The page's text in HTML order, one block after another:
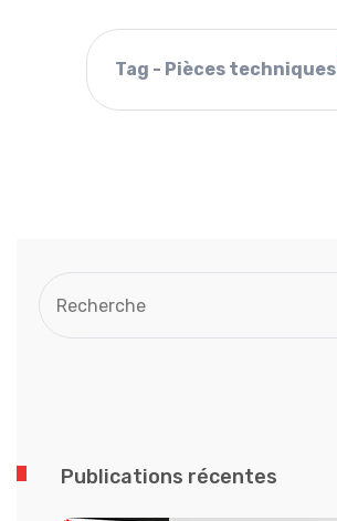
Publications récentes
Tag - Pièces techniques